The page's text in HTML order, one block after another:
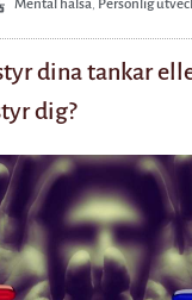
Mental hälsa, Personlig
dina tankar
dig?